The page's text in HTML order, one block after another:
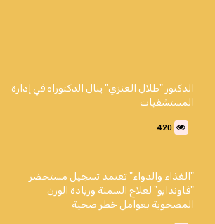
الدكتور "طلال العنزي" ينال الدكتوراه في إدارة
المستشفيات
420
"الغذاء والدواء" تعتمد تسجيل مستحضر
"فاوندايو" لعلاج السمنة وزيادة الوزن
المصحوبة بعوامل خطر صحية